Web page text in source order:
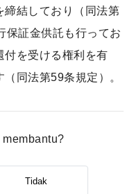
締結しており（同法第
保証金供託も行ってお
付を受ける権利を有
同法第59条規定）。
Tidak